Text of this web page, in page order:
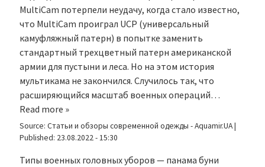
MultiCam потерпели неудачу, когда стало известно,
что MultiCam проиграл UCP (универсальный
камуфляжный патерн) в попытке заменить
стандартный трехцветный патерн американской
армии для пустыни и леса. Но на этом история
мультикама не закончился. Случилось так, что
расширяющийся масштаб военных операций…
Read more »
Source: Статьи и обзоры современной одежды - Aquamir.UA|
Published: 23.08.2022 - 15:30
Типы военных головных уборов — панама буни